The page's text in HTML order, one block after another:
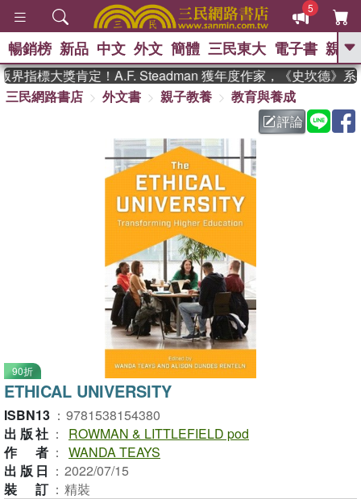
5
GO
熱搜： 東野圭吾 、 高希均教授回憶錄
父親節 、 如果歷
暑期推薦 、 國際布克
獎 臺灣漫遊錄
方念華
登輝時代
、 數學女孩：黎曼猜想
偉大的迷走神經
暢銷榜 新品 中文 外文 簡體 三民東大 電子書 親子
指標大獎肯定！A.F. Steadman 獲年度作家，《史坎德》系
三民網路書店
外文書 親子教養
教育與養成
評論
90折
ETHICAL UNIVERSITY
ISBN13 ： 9781538154380
出版社 ：
ROWMAN & LITTLEFIELD pod
作者 ： WANDA TEAYS
出版日 ： 2022/07/15
裝訂 ： 精裝